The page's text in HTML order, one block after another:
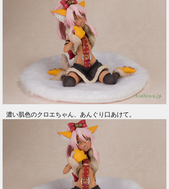
濃い肌色のクロエちゃん、あんぐり口あけて。